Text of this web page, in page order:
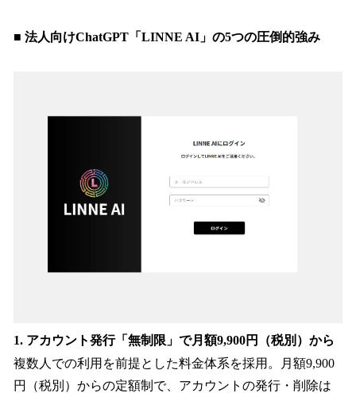
■ 法人向けChatGPT「LINNE AI」の5つの圧倒的強み
1. アカウント発行「無制限」で月額9,900円（税別）から
複数人での利用を前提とした料金体系を採用。月額9,900
円（税別）からの定額制で、アカウントの発行・削除は